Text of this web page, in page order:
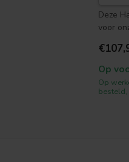
Deze
voor
Op
Op
besteld,